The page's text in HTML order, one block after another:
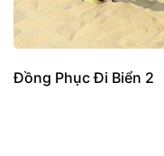
Đồng Phục Đi Biển 2